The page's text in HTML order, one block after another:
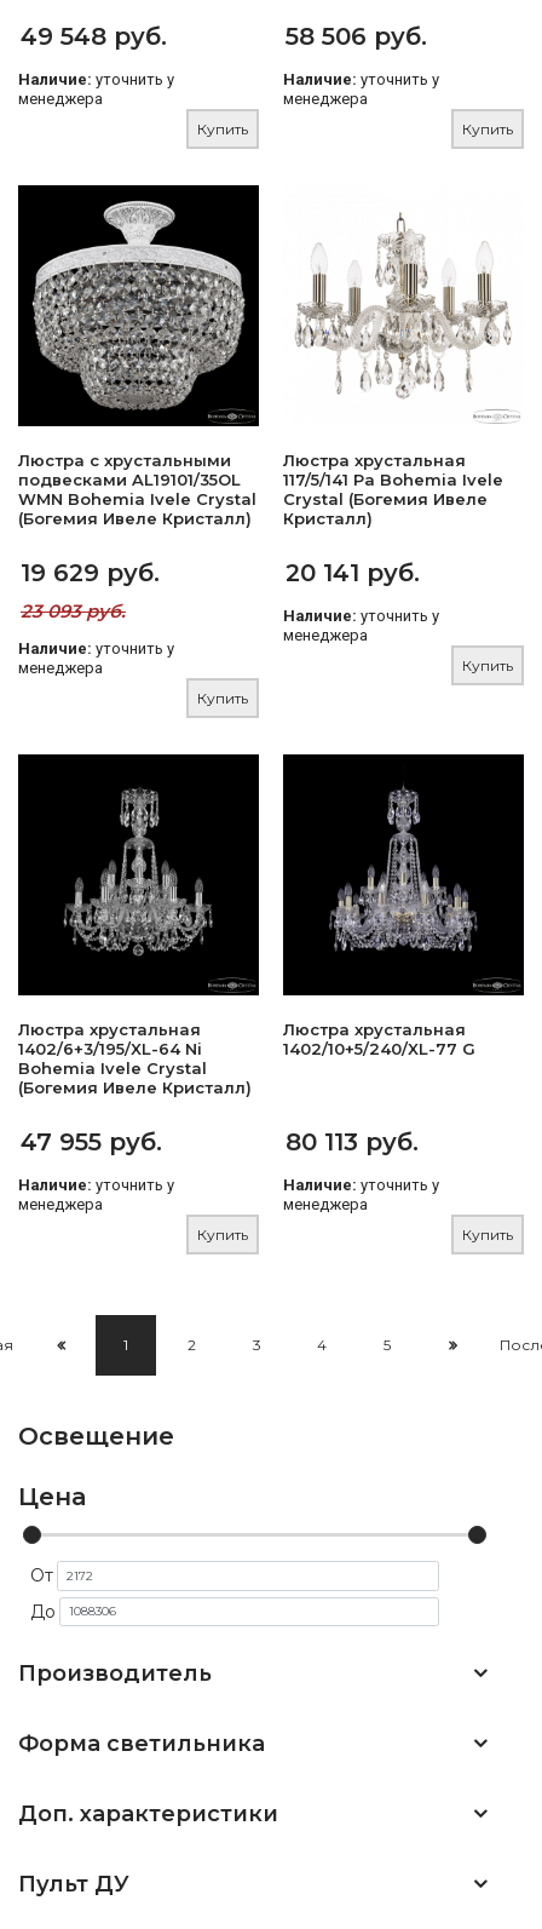
49 548 руб.
Наличие: уточнить у
менеджера
Купить
58 506 руб.
Наличие: уточнить у
менеджера
Купить
Люстра с хрустальными
подвесками AL19101/35OL
WMN Bohemia Ivele Crystal
(Богемия Ивеле Кристалл)
19 629 руб.
23 093 руб.
Наличие: уточнить у
менеджера
Купить
Люстра хрустальная
117/5/141 Pa Bohemia Ivele
Crystal (Богемия Ивеле
Кристалл)
20 141 руб.
Наличие: уточнить у
менеджера
Купить
Люстра хрустальная
1402/6+3/195/XL-64 Ni
Bohemia Ivele Crystal
(Богемия Ивеле Кристалл)
47 955 руб.
Наличие: уточнить у
менеджера
Купить
Люстра хрустальная
1402/10+5/240/XL-77 G
80 113 руб.
Наличие: уточнить у
менеджера
Купить
1 2 3 4 5
Освещение
Цена
От
До
Производитель
Форма светильника
Доп. характеристики
Пульт ДУ